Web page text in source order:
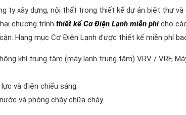
ty xây dựng, nội thất trong thiết kế dự án biệt thự và
chương trình thiết kế Cơ Điện Lạnh miễn phícho
Hạng mục Cơ Điện Lạnh được thiết kế miễn phí
khí trung tâm (máy lạnh trung tâm) VRV / VRF,
và điện chiếu sáng.
và phòng cháy chữa cháy.